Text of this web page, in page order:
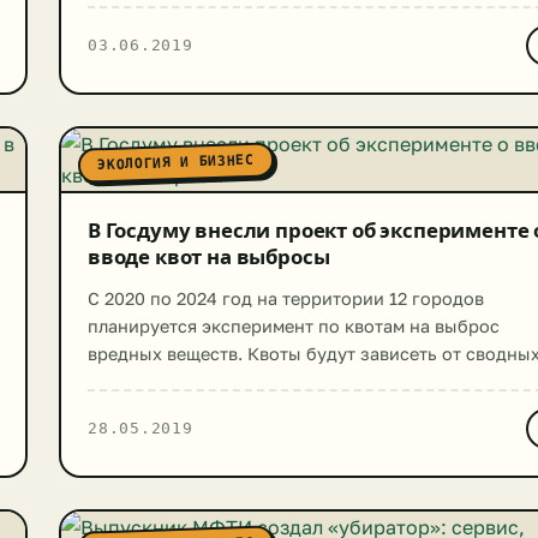
генерального прокурора Александра Буксмана
загрязнение окружающей среды происходит в
Бурятии, Дагестане, Марий Эл, Мордовии, Хакасии,
Красноярском […]
03.06.2019
ЭКОЛОГИЯ И БИЗНЕС
В Госдуму внесли проект об эксперименте
вводе квот на выбросы
С 2020 по 2024 год на территории 12 городов
планируется эксперимент по квотам на выброс
вредных веществ. Квоты будут зависеть от сводных
России внесло в нижнюю палату парламента. В
Магнитогорске, Медногорске, Нижнем Тагиле,
28.05.2019